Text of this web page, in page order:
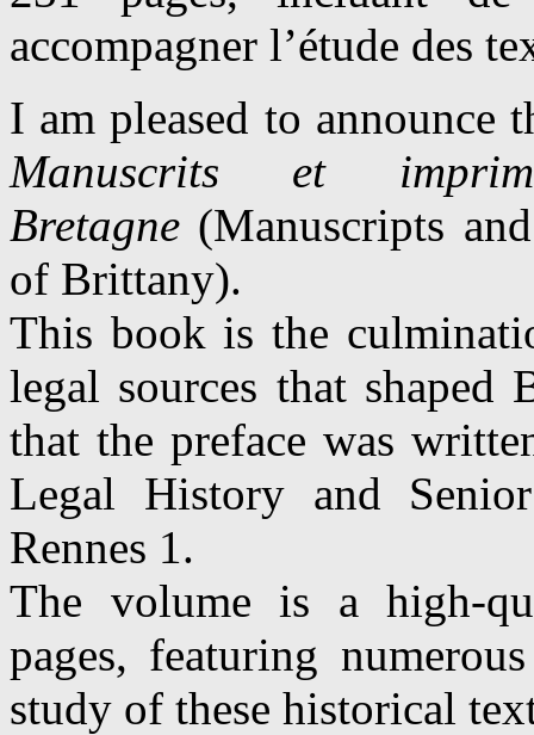
accompagner l’étude des
I am pleased to
Manuscrits et
Bretagne (Manuscripts
of Brittany).
This book is the
legal sources that shaped
that the preface was
Legal History and
Rennes 1.
The volume is a high-
pages, featuring
study of these historical